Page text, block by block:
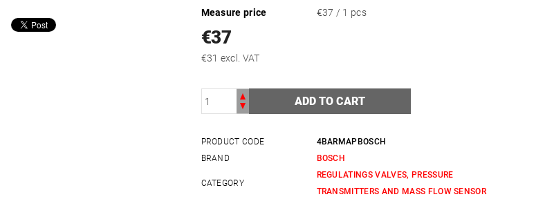
Measure price
€37 / 1 pcs
€37
€31 excl. VAT
PRODUCT CODE
4BARMAPBOSCH
BRAND
BOSCH
CATEGORY
REGULATINGS VALVES, PRESSURE
TRANSMITTERS AND MASS FLOW SENSOR